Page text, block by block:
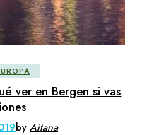
ver en Bergen si vas
by Aitana